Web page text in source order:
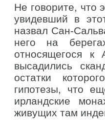
Не говорите, что
увидевший в
назвал Сан-
него на
относящегося
высадились
остатки
гипотезы, что
ирландские
живущих там